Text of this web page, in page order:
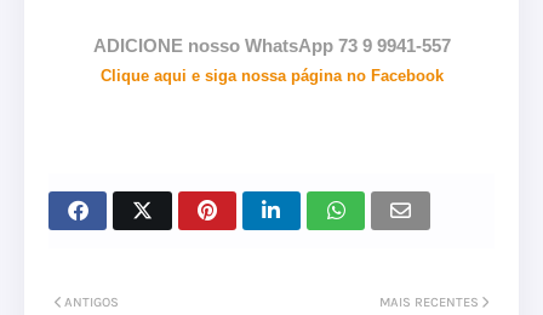
ADICIONE nosso WhatsApp 73 9 9941-557
Clique aqui e siga nossa página no Facebook
MAIS RECENTES
ANTIGOS